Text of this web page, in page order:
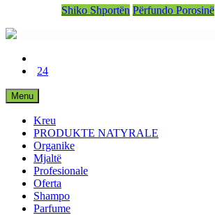
Shiko Shportën Përfundo Porosinë
24
Menu
Kreu
PRODUKTE NATYRALE
Organike
Mjaltë
Profesionale
Oferta
Shampo
Parfume